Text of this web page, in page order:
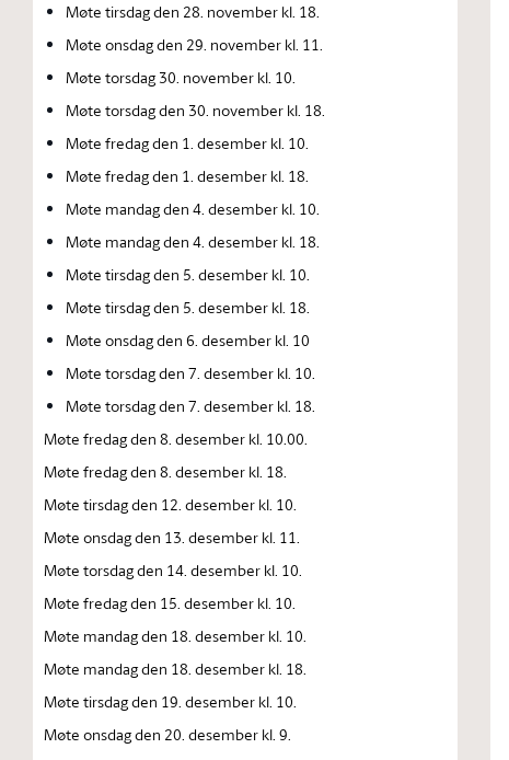
Møte tirsdag den 28. november kl. 18.
Møte onsdag den 29. november kl. 11.
Møte torsdag 30. november kl. 10.
Møte torsdag den 30. november kl. 18.
Møte fredag den 1. desember kl. 10.
Møte fredag den 1. desember kl. 18.
Møte mandag den 4. desember kl. 10.
Møte mandag den 4. desember kl. 18.
Møte tirsdag den 5. desember kl. 10.
Møte tirsdag den 5. desember kl. 18.
Møte onsdag den 6. desember kl. 10
Møte torsdag den 7. desember kl. 10.
Møte torsdag den 7. desember kl. 18.
Møte fredag den 8. desember kl. 10.00.
Møte fredag den 8. desember kl. 18.
Møte tirsdag den 12. desember kl. 10.
Møte onsdag den 13. desember kl. 11.
Møte torsdag den 14. desember kl. 10.
Møte fredag den 15. desember kl. 10.
Møte mandag den 18. desember kl. 10.
Møte mandag den 18. desember kl. 18.
Møte tirsdag den 19. desember kl. 10.
Møte onsdag den 20. desember kl. 9.